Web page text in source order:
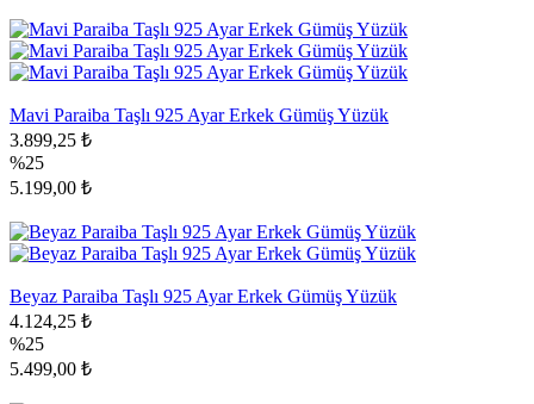
Mavi Paraiba Taşlı 925 Ayar Erkek Gümüş Yüzük
3.899,25 ₺
%25
5.199,00 ₺
Beyaz Paraiba Taşlı 925 Ayar Erkek Gümüş Yüzük
4.124,25 ₺
%25
5.499,00 ₺